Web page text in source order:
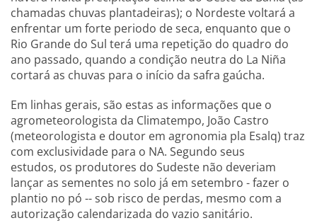
chamadas chuvas plantadeiras); o Nordeste voltará a
enfrentar um forte periodo de seca, enquanto que o
Rio Grande do Sul terá uma repetição do quadro do
ano passado, quando a condição neutra do La Niña
cortará as chuvas para o início da safra gaúcha.
Em linhas gerais, são estas as informações que o
agrometeorologista da Climatempo, João Castro
(meteorologista e doutor em agronomia pla Esalq) traz
com exclusividade para o NA. Segundo seus
estudos, os produtores do Sudeste não deveriam
lançar as sementes no solo já em setembro - fazer o
plantio no pó -- sob risco de perdas, mesmo com a
autorização calendarizada do vazio sanitário.